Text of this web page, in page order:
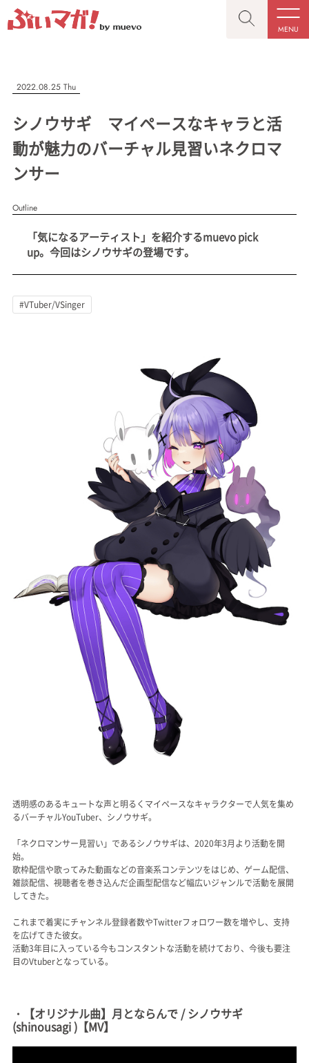
MENU
CLOSE
記事を検索する
#VTuber/VSinger #男性 #女性 #バ美肉 #男の娘
#獣系 #動物系 #企業公式 #個人勢
CLOSE
“推しへの応援を形にする”VTuber専門メディア
記事一覧
プレスリリース一覧
会社概要
お問い合わせ
muevoクラウドファンディング
muevoコミュニティ
ぶいクラ！by muevo
Official SNS
2022.08.25 Thu
シノウサギ マイペースなキャラと活
動が魅力のバーチャル見習いネクロマ
ンサー
Outline
「気になるアーティスト」を紹介するmuevo pick
up。今回はシノウサギの登場です。
#VTuber/VSinger
透明感のあるキュートな声と明るくマイペースなキャラクターで人気を集め
るバーチャルYouTuber、シノウサギ。
「ネクロマンサー見習い」であるシノウサギは、2020年3月より活動を開
始。
歌枠配信や歌ってみた動画などの音楽系コンテンツをはじめ、ゲーム配信、
雑談配信、視聴者を巻き込んだ企画型配信など幅広いジャンルで活動を展開
してきた。
これまで着実にチャンネル登録者数やTwitterフォロワー数を増やし、支持
を広げてきた彼女。
活動3年目に入っている今もコンスタントな活動を続けており、今後も要注
目のVtuberとなっている。
・【オリジナル曲】月とならんで / シノウサギ
(shinousagi )【MV】